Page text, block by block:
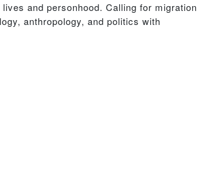
and personhood. Calling for migration
anthropology, and politics with